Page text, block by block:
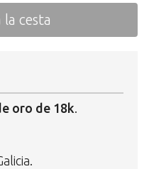
cesta
oro de 18k.